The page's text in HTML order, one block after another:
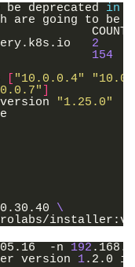
be deprecated in
are going to be
COUNT
2
154
"10.0.0.4"
version
"1.25.0"
\
-n 192
version 1.2.0
is